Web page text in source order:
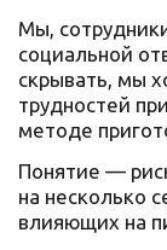
Мы,
социальной
скрывать, мы
трудностей
методе
Понятие —
на несколько
влияющих на